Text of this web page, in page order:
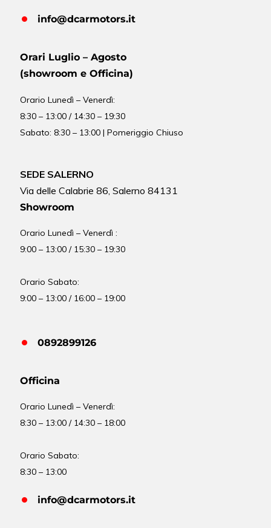
info@dcarmotors.it
Orari Luglio – Agosto
(showroom e Officina)
OrarioLunedì – Venerdì:
8:30 – 13:00 / 14:30 – 19:30
Sabato: 8:30 – 13:00 | Pomeriggio Chiuso
SEDE SALERNO
Via delle Calabrie 86, Salerno 84131
Showroom
Orario Lunedì – Venerdì :
9:00 – 13:00 / 15:30 – 19:30
Orario Sabato:
9:00 – 13:00 / 16:00 – 19:00
0892899126
Officina
OrarioLunedì – Venerdì:
8:30 – 13:00 / 14:30 – 18:00
Orario Sabato:
8:30 – 13:00
info@dcarmotors.it